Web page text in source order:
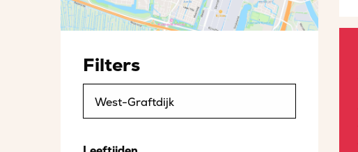
Filters